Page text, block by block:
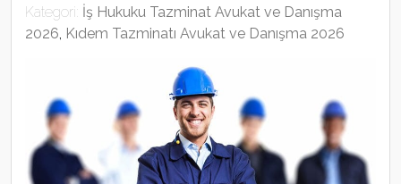
Kategori: İş Hukuku Tazminat Avukat ve Danışma
2026, Kıdem Tazminatı Avukat ve Danışma 2026